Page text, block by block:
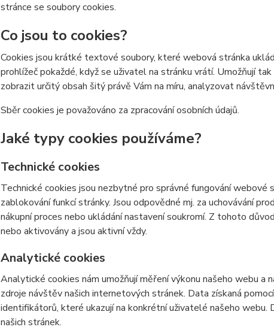
stránce se soubory cookies.
Co jsou to cookies?
Cookies jsou krátké textové soubory, které webová stránka
prohlížeč pokaždé, když se uživatel na stránku vrátí. Umožňují
zobrazit určitý obsah šitý právě Vám na míru, analyzovat
Sběr cookies je považováno za zpracování osobních údajů.
Jaké typy cookies používáme?
Technické cookies
Technické cookies jsou nezbytné pro správné fungování
zablokování funkcí stránky. Jsou odpovědné mj. za uchovávání
nákupní proces nebo ukládání nastavení soukromí. Z tohoto
nebo aktivovány a jsou aktivní vždy.
Analytické cookies
Analytické cookies nám umožňují měření výkonu našeho webu a
zdroje návštěv našich internetových stránek. Data získaná
identifikátorů, které ukazují na konkrétní uživatelé našeho
našich stránek.